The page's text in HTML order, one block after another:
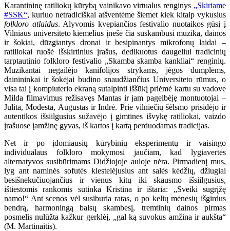
Karantininę ratiliokų kūrybą vainikavo virtualus renginys „Skiriame
#SSK“, kuriuo netradiciškai atšventėme šiemet kiek kitaip vykusius
folkloro atlaidus. Alyvomis kvepiančios festivalio nuotaikos gūsį į
Vilniaus universiteto kiemelius įnešė čia suskambusi muzika, dainos
ir šokiai, dūzgiantys dronai ir besipinantys mikrofonų laidai –
ratiliokai ruošė išskirtinius įrašus, dedikuotus daugeliui tradicinių
tarptautinio folkloro festivalio „Skamba skamba kankliai“ renginių.
Muzikantai negailėjo kanifolijos strykams, jėgos dumplėms,
dainininkai ir šokėjai budino snaudžiančius Universiteto rūmus, o
visa tai į kompiuterio ekraną sutalpinti iššūkį priėmė kartu su vadove
Milda filmavimus režisavęs Mantas ir jam pagelbėję montuotojai –
Julita, Modesta, Augustas ir Indrė. Prie vilniečių šėlsmo prisidėjo ir
autentikos išsiilgusius sužavėjo į gimtines išvykę ratiliokai, vaizdo
įrašuose įamžinę gyvas, iš kartos į kartą perduodamas tradicijas.
Net ir po įdomiausių kūrybinių eksperimentų ir vaisingo
individualaus folkloro mokymosi jaučiam, kad lygiavertės
alternatyvos susibūrimams Didžiojoje auloje nėra. Pirmadienį mus,
lyg ant naminės sofutės klestelėjusius ant salės kėdžių, džiugiai
besišnekučiuojančius ir vienus kitų iki skausmo išsiilgusius,
ištiestomis rankomis sutinka Kristina ir ištaria: „Sveiki sugrįžę
namo!“ Ant scenos vėl susiburia ratas, o po kelių mėnesių išgirdus
bendrą, harmoningą balsų skambesį, tremtinių dainos pirmas
posmelis nulūžta kažkur gerklėj, „gal ką suvokus amžina ir aukšta“
(M. Martinaitis).